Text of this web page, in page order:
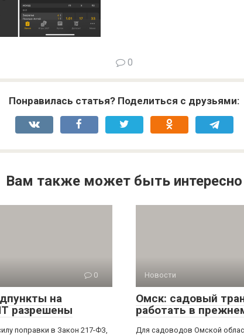
0
Понравилась статья? Поделиться с друзьями:
Вам также может быть интересно
0
на
разрешены
поправки в Закон 217-ФЗ,
Новости
Омск: садовый
работать в
Для садоводов Омской